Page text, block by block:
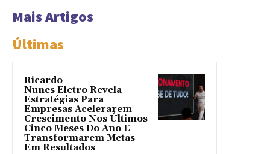
Mais Artigos
Últimas
Ricardo
Nunes Eletro Revela
Estratégias Para
Empresas Acelerarem
Crescimento Nos Últimos
Cinco Meses Do Ano E
Transformarem Metas
Em Resultados